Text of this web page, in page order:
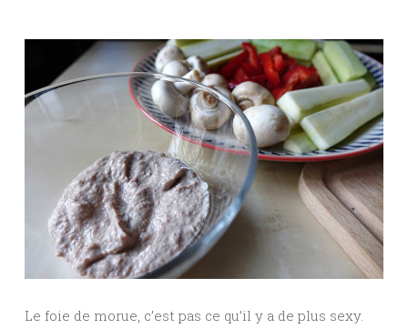
Le foie de morue, c’est pas ce qu’il y a de plus sexy.